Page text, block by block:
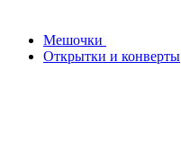
Мешочки
Открытки и конверты